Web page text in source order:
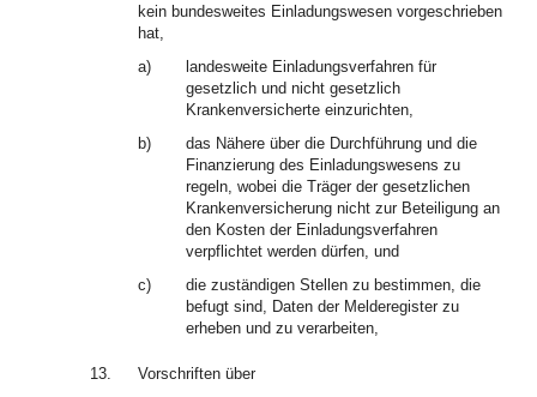
kein bundesweites Einladungswesen vorgeschrieben
hat,
a)
landesweite Einladungsverfahren für
gesetzlich und nicht gesetzlich
Krankenversicherte einzurichten,
b)
das Nähere über die Durchführung und die
Finanzierung des Einladungswesens zu
regeln, wobei die Träger der gesetzlichen
Krankenversicherung nicht zur Beteiligung an
den Kosten der Einladungsverfahren
verpflichtet werden dürfen, und
c)
die zuständigen Stellen zu bestimmen, die
befugt sind, Daten der Melderegister zu
erheben und zu verarbeiten,
13.
Vorschriften über